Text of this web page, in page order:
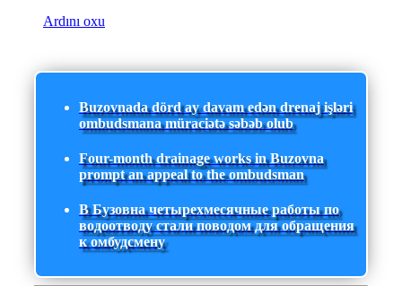
Ardını oxu
Buzovnada dörd ay davam edən drenaj işləri
ombudsmana müraciətə səbəb olub
Four-month drainage works in Buzovna
prompt an appeal to the ombudsman
В Бузовна четырехмесячные работы по
водоотводу стали поводом для обращения
к омбудсмену